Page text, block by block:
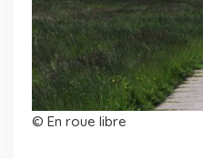
© En roue libre